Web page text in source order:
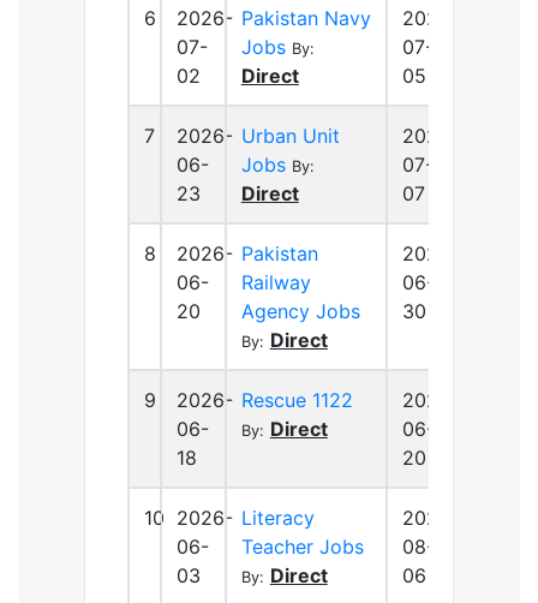
6
2026-
07-
02
Pakistan Navy
Jobs By:
Direct
2026-
07-
05
7
2026-
06-
23
Urban Unit
Jobs By:
Direct
2026-
07-
07
8
2026-
06-
20
Pakistan
Railway
Agency Jobs
By: Direct
2026-
06-
30
9
2026-
06-
18
Rescue 1122
By: Direct
2026-
06-
20
10 2026-
06-
03
Literacy
Teacher Jobs
By: Direct
2026-
08-
06